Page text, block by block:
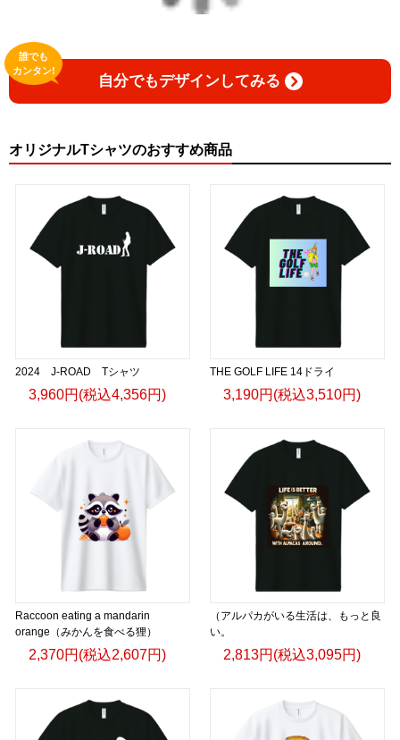
自分でもデザインしてみる
誰でも
カンタン!
オリジナルTシャツのおすすめ商品
2024 J-ROAD Tシャツ
3,960円(税込4,356円)
THE GOLF LIFE 14ドライ
3,190円(税込3,510円)
Raccoon eating a mandarin
orange（みかんを食べる狸）
2,370円(税込2,607円)
（アルパカがいる生活は、もっと良
い。
2,813円(税込3,095円)